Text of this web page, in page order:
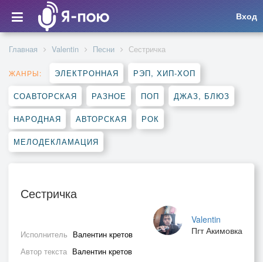
Вход
Главная Valentin Песни Сестричка
ЖАНРЫ: ЭЛЕКТРОННАЯ РЭП, ХИП-ХОП
СОАВТОРСКАЯ РАЗНОЕ ПОП ДЖАЗ, БЛЮЗ
НАРОДНАЯ АВТОРСКАЯ РОК
МЕЛОДЕКЛАМАЦИЯ
Сестричка
Valentin
Пгт Акимовка
Исполнитель Валентин кретов
Автор текста Валентин кретов